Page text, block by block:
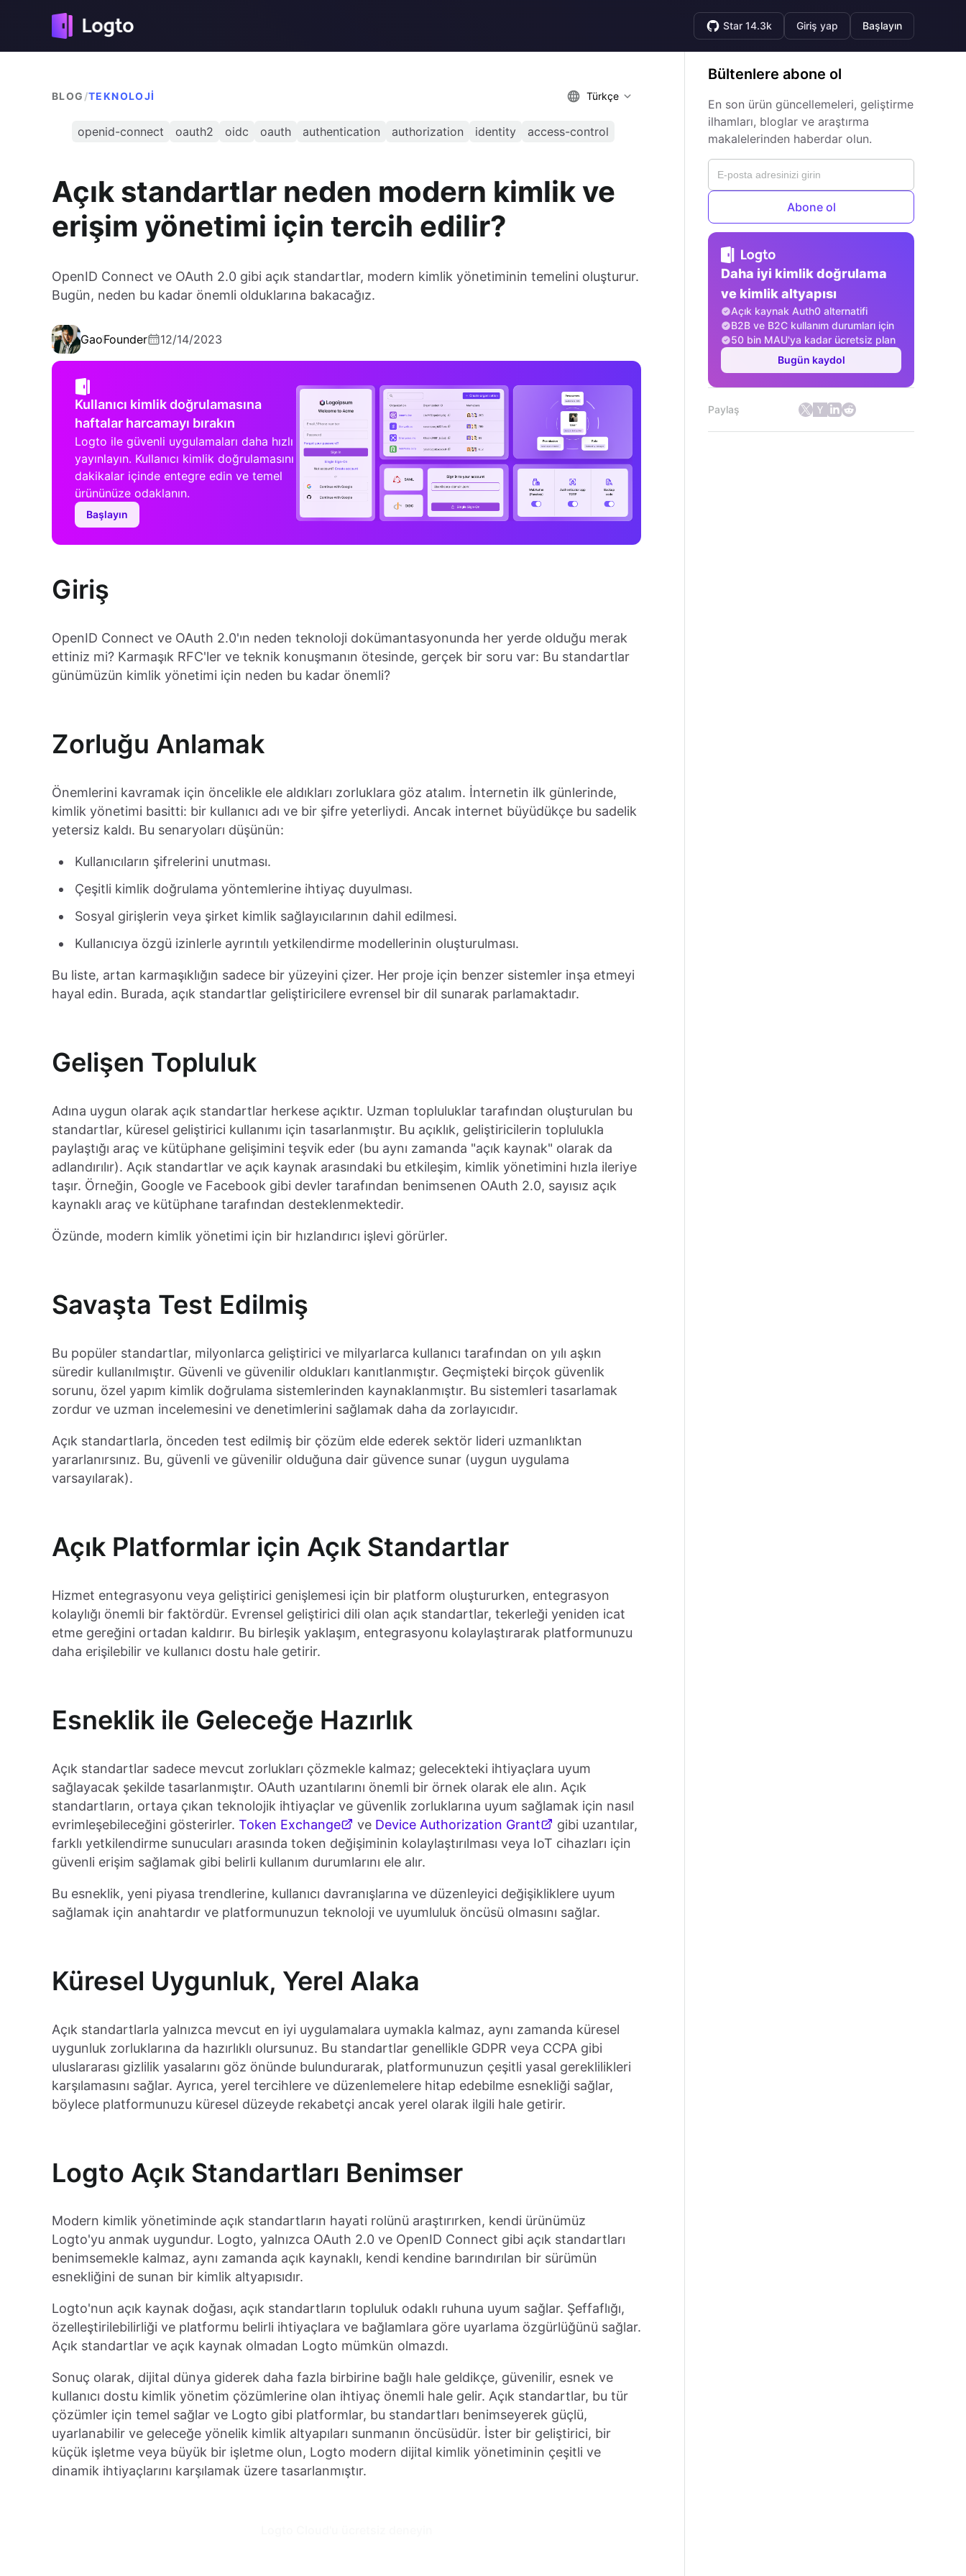
Star 14.3k Giriş yap Başlayın
BLOG /TEKNOLOJI Türkçe
openid-connect oauth2 oidc oauth authentication authorization identity access-control
Açık standartlar neden modern kimlik ve
erişim yönetimi için tercih edilir?
OpenID Connect ve OAuth 2.0 gibi açık standartlar, modern kimlik yönetiminin temelini oluşturur.
Bugün, neden bu kadar önemli olduklarına bakacağız.
GaoFounder 12/14/2023
Kullanıcı kimlik doğrulamasına
haftalar harcamayı bırakın
Logto ile güvenli uygulamaları daha hızlı
yayınlayın. Kullanıcı kimlik doğrulamasını
dakikalar içinde entegre edin ve temel
ürününüze odaklanın.
Başlayın
Giriş
OpenID Connect ve OAuth 2.0'ın neden teknoloji dokümantasyonunda her yerde olduğu merak
ettiniz mi? Karmaşık RFC'ler ve teknik konuşmanın ötesinde, gerçek bir soru var: Bu standartlar
günümüzün kimlik yönetimi için neden bu kadar önemli?
Zorluğu Anlamak
Önemlerini kavramak için öncelikle ele aldıkları zorluklara göz atalım. İnternetin ilk günlerinde,
kimlik yönetimi basitti: bir kullanıcı adı ve bir şifre yeterliydi. Ancak internet büyüdükçe bu sadelik
yetersiz kaldı. Bu senaryoları düşünün:
Kullanıcıların şifrelerini unutması.
Çeşitli kimlik doğrulama yöntemlerine ihtiyaç duyulması.
Sosyal girişlerin veya şirket kimlik sağlayıcılarının dahil edilmesi.
Kullanıcıya özgü izinlerle ayrıntılı yetkilendirme modellerinin oluşturulması.
Bu liste, artan karmaşıklığın sadece bir yüzeyini çizer. Her proje için benzer sistemler inşa etmeyi
hayal edin. Burada, açık standartlar geliştiricilere evrensel bir dil sunarak parlamaktadır.
Gelişen Topluluk
Adına uygun olarak açık standartlar herkese açıktır. Uzman topluluklar tarafından oluşturulan bu
standartlar, küresel geliştirici kullanımı için tasarlanmıştır. Bu açıklık, geliştiricilerin toplulukla
paylaştığı araç ve kütüphane gelişimini teşvik eder (bu aynı zamanda "açık kaynak" olarak da
adlandırılır). Açık standartlar ve açık kaynak arasındaki bu etkileşim, kimlik yönetimini hızla ileriye
taşır. Örneğin, Google ve Facebook gibi devler tarafından benimsenen OAuth 2.0, sayısız açık
kaynaklı araç ve kütüphane tarafından desteklenmektedir.
Özünde, modern kimlik yönetimi için bir hızlandırıcı işlevi görürler.
Savaşta Test Edilmiş
Bu popüler standartlar, milyonlarca geliştirici ve milyarlarca kullanıcı tarafından on yılı aşkın
süredir kullanılmıştır. Güvenli ve güvenilir oldukları kanıtlanmıştır. Geçmişteki birçok güvenlik
sorunu, özel yapım kimlik doğrulama sistemlerinden kaynaklanmıştır. Bu sistemleri tasarlamak
zordur ve uzman incelemesini ve denetimlerini sağlamak daha da zorlayıcıdır.
Açık standartlarla, önceden test edilmiş bir çözüm elde ederek sektör lideri uzmanlıktan
yararlanırsınız. Bu, güvenli ve güvenilir olduğuna dair güvence sunar (uygun uygulama
varsayılarak).
Açık Platformlar için Açık Standartlar
Hizmet entegrasyonu veya geliştirici genişlemesi için bir platform oluştururken, entegrasyon
kolaylığı önemli bir faktördür. Evrensel geliştirici dili olan açık standartlar, tekerleği yeniden icat
etme gereğini ortadan kaldırır. Bu birleşik yaklaşım, entegrasyonu kolaylaştırarak platformunuzu
daha erişilebilir ve kullanıcı dostu hale getirir.
Esneklik ile Geleceğe Hazırlık
Açık standartlar sadece mevcut zorlukları çözmekle kalmaz; gelecekteki ihtiyaçlara uyum
sağlayacak şekilde tasarlanmıştır. OAuth uzantılarını önemli bir örnek olarak ele alın. Açık
standartların, ortaya çıkan teknolojik ihtiyaçlar ve güvenlik zorluklarına uyum sağlamak için nasıl
evrimleşebileceğini gösterirler. Token Exchange ve Device Authorization Grant
gibi uzantılar,
farklı yetkilendirme sunucuları arasında token değişiminin kolaylaştırılması veya IoT cihazları için
güvenli erişim sağlamak gibi belirli kullanım durumlarını ele alır.
Bu esneklik, yeni piyasa trendlerine, kullanıcı davranışlarına ve düzenleyici değişikliklere uyum
sağlamak için anahtardır ve platformunuzun teknoloji ve uyumluluk öncüsü olmasını sağlar.
Küresel Uygunluk, Yerel Alaka
Açık standartlarla yalnızca mevcut en iyi uygulamalara uymakla kalmaz, aynı zamanda küresel
uygunluk zorluklarına da hazırlıklı olursunuz. Bu standartlar genellikle GDPR veya CCPA gibi
uluslararası gizlilik yasalarını göz önünde bulundurarak, platformunuzun çeşitli yasal gereklilikleri
karşılamasını sağlar. Ayrıca, yerel tercihlere ve düzenlemelere hitap edebilme esnekliği sağlar,
böylece platformunuzu küresel düzeyde rekabetçi ancak yerel olarak ilgili hale getirir.
Logto Açık Standartları Benimser
Modern kimlik yönetiminde açık standartların hayati rolünü araştırırken, kendi ürünümüz
Logto'yu anmak uygundur. Logto, yalnızca OAuth 2.0 ve OpenID Connect gibi açık standartları
benimsemekle kalmaz, aynı zamanda açık kaynaklı, kendi kendine barındırılan bir sürümün
esnekliğini de sunan bir kimlik altyapısıdır.
Logto'nun açık kaynak doğası, açık standartların topluluk odaklı ruhuna uyum sağlar. Şeffaflığı,
özelleştirilebilirliği ve platformu belirli ihtiyaçlara ve bağlamlara göre uyarlama özgürlüğünü sağlar.
Açık standartlar ve açık kaynak olmadan Logto mümkün olmazdı.
Sonuç olarak, dijital dünya giderek daha fazla birbirine bağlı hale geldikçe, güvenilir, esnek ve
kullanıcı dostu kimlik yönetim çözümlerine olan ihtiyaç önemli hale gelir. Açık standartlar, bu tür
çözümler için temel sağlar ve Logto gibi platformlar, bu standartları benimseyerek güçlü,
uyarlanabilir ve geleceğe yönelik kimlik altyapıları sunmanın öncüsüdür. İster bir geliştirici, bir
küçük işletme veya büyük bir işletme olun, Logto modern dijital kimlik yönetiminin çeşitli ve
dinamik ihtiyaçlarını karşılamak üzere tasarlanmıştır.
Bültenlere abone ol
En son ürün güncellemeleri, geliştirme
ilhamları, bloglar ve araştırma
makalelerinden haberdar olun.
Abone ol
Daha iyi kimlik doğrulama
ve kimlik altyapısı
Açık kaynak Auth0 alternatifi
B2B ve B2C kullanım durumları için
50 bin MAU'ya kadar ücretsiz plan
Bugün kaydol
Paylaş